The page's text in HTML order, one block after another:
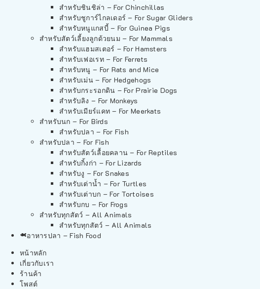
สำหรับชินชิล่า – For Chinchillas
สำหรับชูการ์ไกลเดอร์ – For Sugar Gliders
สำหรับหนูแกสบี้ – For Guinea Pigs
สำหรับสัตว์เลี้ยงลูกด้วยนม – For Mammals
สำหรับแฮมสเตอร์ – For Hamsters
สำหรับเฟอเรท – For Ferrets
สำหรับหนู – For Rats and Mice
สำหรับเม่น – For Hedgehogs
สำหรับกระรอกดิน – For Prairie Dogs
สำหรับลิง – For Monkeys
สำหรับเมียร์แคท – For Meerkats
สำหรับนก – For Birds
สำหรับปลา – For Fish
สำหรับปลา – For Fish
สำหรับสัตว์เลื้อยคลาน – For Reptiles
สำหรับกิ้งก่า – For Lizards
สำหรับงู – For Snakes
สำหรับเต่าน้ำ – For Turtles
สำหรับเต่าบก – For Tortoises
สำหรับกบ – For Frogs
สำหรับทุกสัตว์ – All Animals
สำหรับทุกสัตว์ – All Animals
อาหารปลา – Fish Food
หน้าหลัก
เกี่ยวกับเรา
ร้านค้า
โพสต์